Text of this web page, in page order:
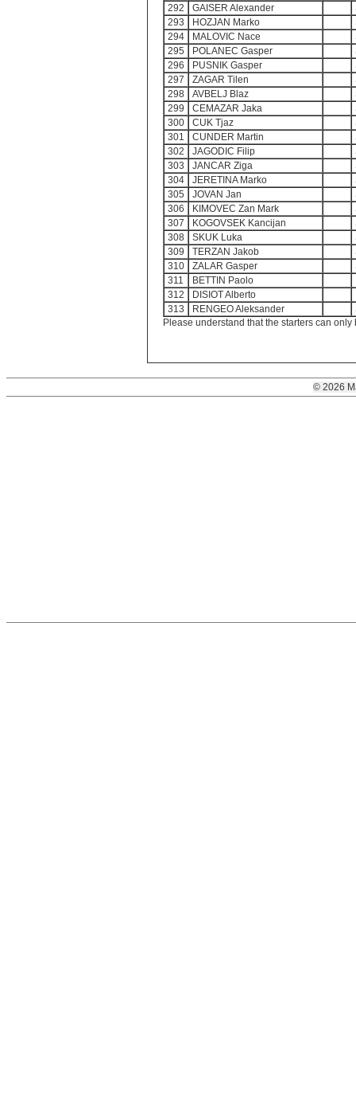
292
GAISER Alexander
293
HOZJAN Marko
294
MALOVIC Nace
295
POLANEC Gasper
296
PUSNIK Gasper
297
ZAGAR Tilen
298
AVBELJ Blaz
299
CEMAZAR Jaka
300
CUK Tjaz
301
CUNDER Martin
302
JAGODIC Filip
303
JANCAR Ziga
304
JERETINA Marko
305
JOVAN Jan
306
KIMOVEC Zan Mark
307
KOGOVSEK Kancijan
308
SKUK Luka
309
TERZAN Jakob
310
ZALAR Gasper
311
BETTIN Paolo
312
DISIOT Alberto
313
RENGEO Aleksander
Please understand that the starters can
© 2026